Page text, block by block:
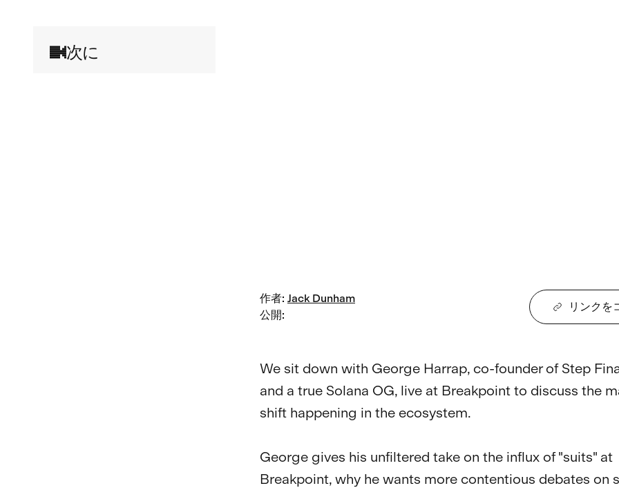
次に
作者: Jack Dunham
公開:
リンクを
We sit down with George Harrap, co-founder of Step
and a true Solana OG, live at Breakpoint to discuss the
shift happening in the ecosystem.
George gives his unfiltered take on the influx of "suits" at
Breakpoint, why he wants more contentious debates on